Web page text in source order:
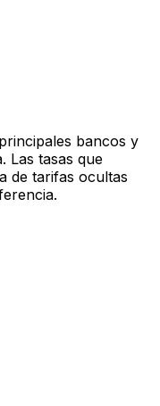
bancos y
Las tasas que
de tarifas ocultas